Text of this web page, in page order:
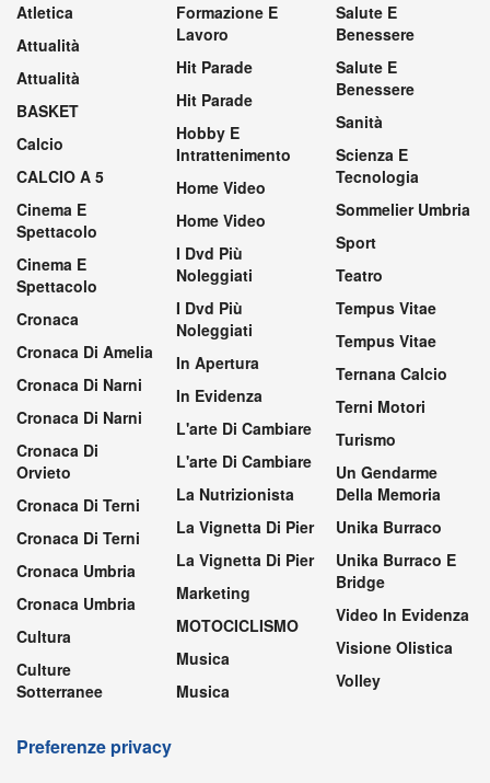
Atletica
Attualità
Attualità
BASKET
Calcio
CALCIO A 5
Cinema E
Spettacolo
Cinema E
Spettacolo
Cronaca
Cronaca Di Amelia
Cronaca Di Narni
Cronaca Di Narni
Cronaca Di
Orvieto
Cronaca Di Terni
Cronaca Di Terni
Cronaca Umbria
Cronaca Umbria
Cultura
Culture
Sotterranee
Formazione E
Lavoro
Hit Parade
Hit Parade
Hobby E
Intrattenimento
Home Video
Home Video
I Dvd Più
Noleggiati
I Dvd Più
Noleggiati
In Apertura
In Evidenza
L'arte Di Cambiare
L'arte Di Cambiare
La Nutrizionista
La Vignetta Di Pier
La Vignetta Di Pier
Marketing
MOTOCICLISMO
Musica
Musica
Salute E
Benessere
Salute E
Benessere
Sanità
Scienza E
Tecnologia
Sommelier Umbria
Sport
Teatro
Tempus Vitae
Tempus Vitae
Ternana Calcio
Terni Motori
Turismo
Un Gendarme
Della Memoria
Unika Burraco
Unika Burraco E
Bridge
Video In Evidenza
Visione Olistica
Volley
Preferenze privacy